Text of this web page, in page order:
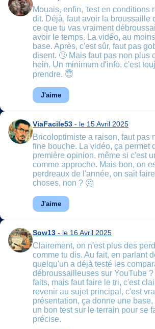
Mouais, enfin, 'test en conditions
dit. Déjà, faut avoir la broussaille
ce que tu vas vraiment
avoir le temps. La vidéo, au
base. Après, c'est sûr, faut pas
disent. 🙄 Mais faut pas non plus
hein. Un minimum d'info, c'est
prendre. 😇
J'aime
ViaFacile53 - le 15 Avril 2025
Bricoloptimiste a raison, faut pas
fine bouche. La vidéo, ça permet
première opinion, même si c'est
comme approche. Mais bon, on
perdreaux de l'année, on sait
choses, non ? 🤔
J'aime
Sow13 - le 16 Avril 2025
Clairement, on n'est plus des
comme tu dis. Au fait, en parlant
quelqu'un a déjà testé les
débroussailleuses sur YouTube
faits, mais faut faire le tri, c'est
revenir au sujet principal, c'est
présentation, ça donne une
un bon test sur le terrain pour se
précise.